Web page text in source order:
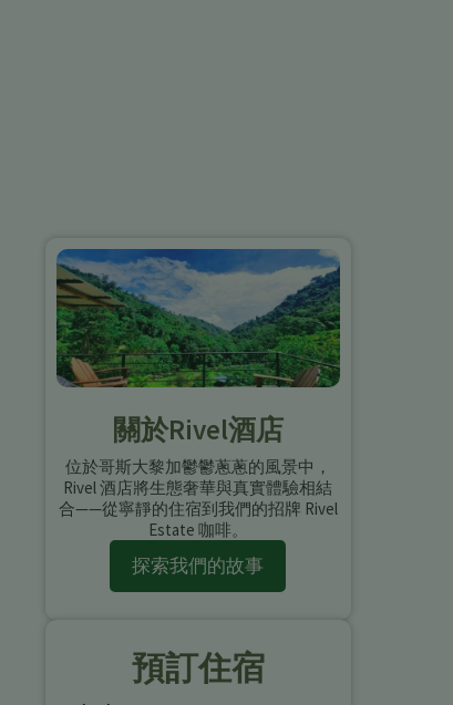
關於Rivel酒店
位於哥斯大黎加鬱鬱蔥蔥的風景中，
Rivel 酒店將生態奢華與真實體驗相結
合——從寧靜的住宿到我們的招牌 Rivel
Estate 咖啡。
探索我們的故事
預訂住宿